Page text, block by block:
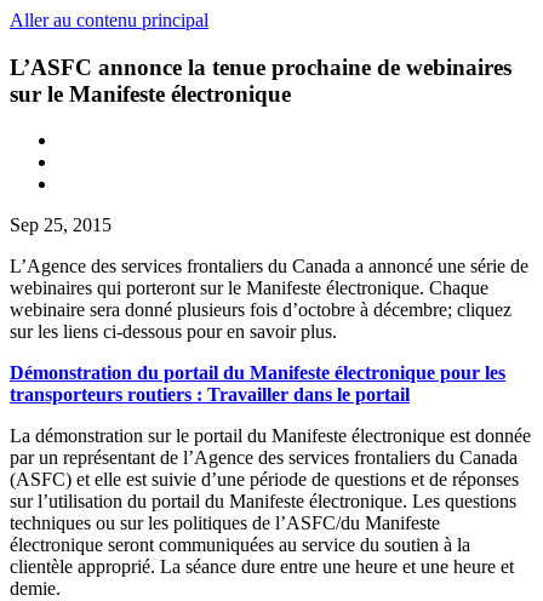
Aller au contenu principal
L’ASFC annonce la tenue prochaine de webinaires
sur le Manifeste électronique
Sep 25, 2015
L’Agence des services frontaliers du Canada a annoncé une série de
webinaires qui porteront sur le Manifeste électronique. Chaque
webinaire sera donné plusieurs fois d’octobre à décembre; cliquez
sur les liens ci-dessous pour en savoir plus.
Démonstration du portail du Manifeste électronique pour les
transporteurs routiers : Travailler dans le portail
La démonstration sur le portail du Manifeste électronique est donnée
par un représentant de l’Agence des services frontaliers du Canada
(ASFC) et elle est suivie d’une période de questions et de réponses
sur l’utilisation du portail du Manifeste électronique. Les questions
techniques ou sur les politiques de l’ASFC/du Manifeste
électronique seront communiquées au service du soutien à la
clientèle approprié. La séance dure entre une heure et une heure et
demie.